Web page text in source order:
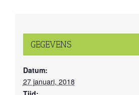
GEGEVENS
Datum:
27 januari, 2018